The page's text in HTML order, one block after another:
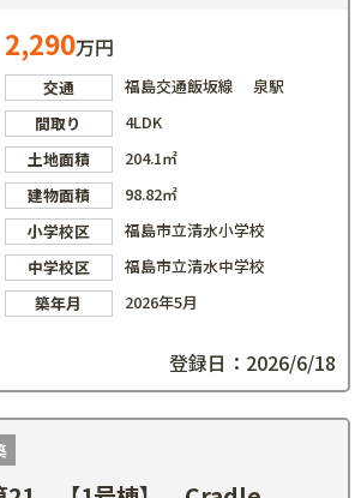
2,290万円
交通
福島交通飯坂線 泉駅
間取り
4LDK
土地面積
204.1㎡
建物面積
98.82㎡
小学校区
福島市立清水小学校
中学校区
福島市立清水中学校
築年月
2026年5月
登録日：2026/6/18